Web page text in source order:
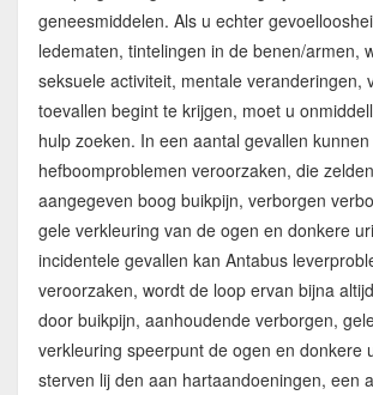
geneesmiddelen. Als u echter
ledematen, tintelingen in de benen/armen,
seksuele activiteit, mentale veranderingen,
toevallen begint te krijgen, moet u
hulp zoeken. In een aantal gevallen
hefboomproblemen veroorzaken, die
aangegeven boog buikpijn, verborgen
gele verkleuring van de ogen en donkere
incidentele gevallen kan Antabus
veroorzaken, wordt de loop ervan bijna
door buikpijn, aanhoudende verborgen,
verkleuring speerpunt de ogen en donkere
sterven lij den aan hartaandoeningen, een